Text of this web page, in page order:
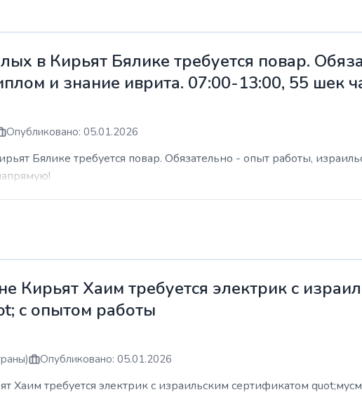
в Кирьят Бялике требуется повар.
и знание иврита. 07:00-13:00, 55 шек
Опубликовано: 05.01.2026
Бялике требуется повар. Обязательно - опыт работы,
Кирьят Хаим требуется электрик с
с опытом работы
Опубликовано: 05.01.2026
Хаим требуется электрик с израильским сертификатом